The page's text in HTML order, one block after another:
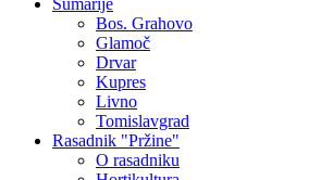
Šumarije
Bos. Grahovo
Glamoč
Drvar
Kupres
Livno
Tomislavgrad
Rasadnik "Pržine"
O rasadniku